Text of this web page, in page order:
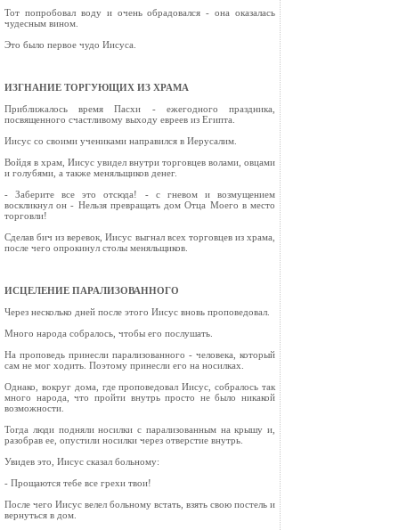
Тот попробовал воду и очень обрадовался - она оказалась
чудесным вином.
Это было первое чудо Иисуса.
ИЗГНАНИЕ ТОРГУЮЩИХ ИЗ ХРАМА
Приближалось время Пасхи - ежегодного праздника,
посвященного счастливому выходу евреев из Египта.
Иисус со своими учениками направился в Иерусалим.
Войдя в храм, Иисус увидел внутри торговцев волами, овцами
и голубями, а также меняльщиков денег.
- Заберите все это отсюда! - с гневом и возмущением
воскликнул он - Нельзя превращать дом Отца Моего в место
торговли!
Сделав бич из веревок, Иисус выгнал всех торговцев из храма,
после чего опрокинул столы меняльщиков.
ИСЦЕЛЕНИЕ ПАРАЛИЗОВАННОГО
Через несколько дней после этого Иисус вновь проповедовал.
Много народа собралось, чтобы его послушать.
На проповедь принесли парализованного - человека, который
сам не мог ходить. Поэтому принесли его на носилках.
Однако, вокруг дома, где проповедовал Иисус, собралось так
много народа, что пройти внутрь просто не было никакой
возможности.
Тогда люди подняли носилки с парализованным на крышу и,
разобрав ее, опустили носилки через отверстие внутрь.
Увидев это, Иисус сказал больному:
- Прощаются тебе все грехи твои!
После чего Иисус велел больному встать, взять свою постель и
вернуться в дом.